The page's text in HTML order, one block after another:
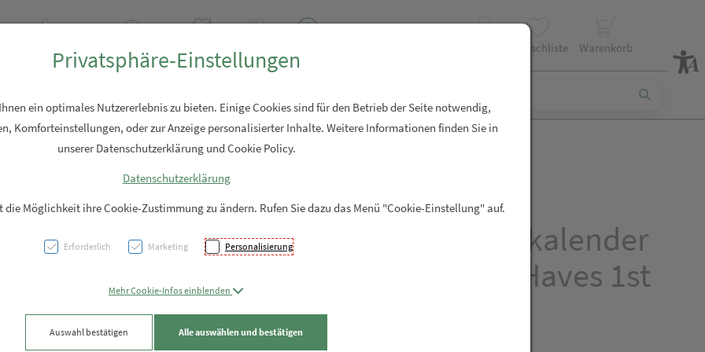
Wunschliste Warenkorb
Nuxe
Xmas/2024/adventkalender
24 Mini Nuxe Must Haves 1st
Privatsphäre-Einstellungen
ein optimales Nutzererlebnis zu bieten. Einige Cookies sind für den Betrieb der Seite notwendig,
Komforteinstellungen, oder zur Anzeige personalisierter Inhalte. Weitere Informationen finden Sie in
unserer Datenschutzerklärung und Cookie Policy.
Datenschutzerklärung
die Möglichkeit ihre Cookie-Zustimmung zu ändern. Rufen Sie dazu das Menü "Cookie-Einstellung" auf.
Erforderlich Marketing Personalisierung
Mehr Cookie-Infos einblenden
Auswahl bestätigen Alle auswählen und bestätigen